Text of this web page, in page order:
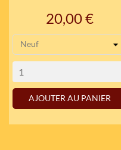
Prix
20,00 €
AJOUTER AU PANIER